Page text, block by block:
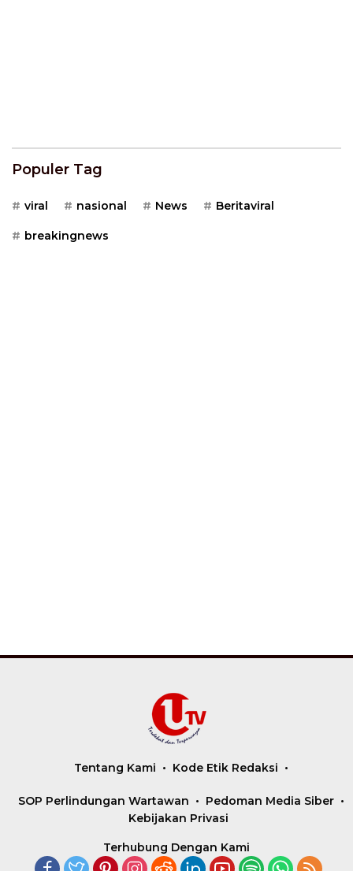
Populer Tag
viral nasional News Beritaviral
breakingnews
Tentang Kami Kode Etik Redaksi
SOP Perlindungan Wartawan
Pedoman Media Siber
Kebijakan Privasi
Terhubung Dengan Kami